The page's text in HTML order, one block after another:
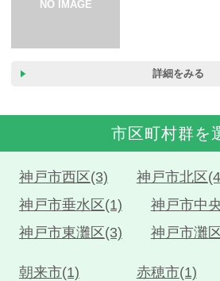
詳細をみる
市区町村群を
神戸市西区(3)
神戸市北区
神戸市垂水区(1)
神戸市中
神戸市東灘区(3)
神戸市灘
朝来市(1) 赤穂市(1)